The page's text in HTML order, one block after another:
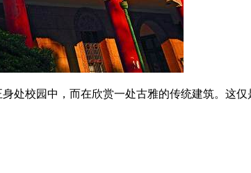
处校园中，而在欣赏一处古雅的传统建筑。这